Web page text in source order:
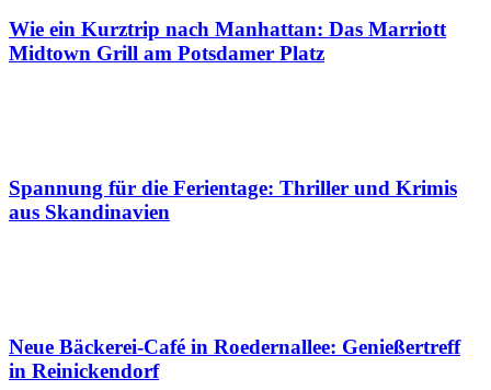
Wie ein Kurztrip nach Manhattan: Das Marriott
Midtown Grill am Potsdamer Platz
Spannung für die Ferientage: Thriller und Krimis
aus Skandinavien
Neue Bäckerei-Café in Roedernallee: Genießertreff
in Reinickendorf